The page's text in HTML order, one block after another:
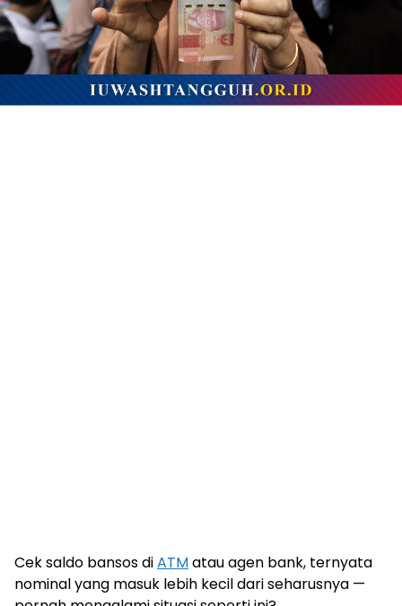
Cek saldo bansos diATMatau agen bank, ternyata
nominal yang masuk lebih kecil dari seharusnya —